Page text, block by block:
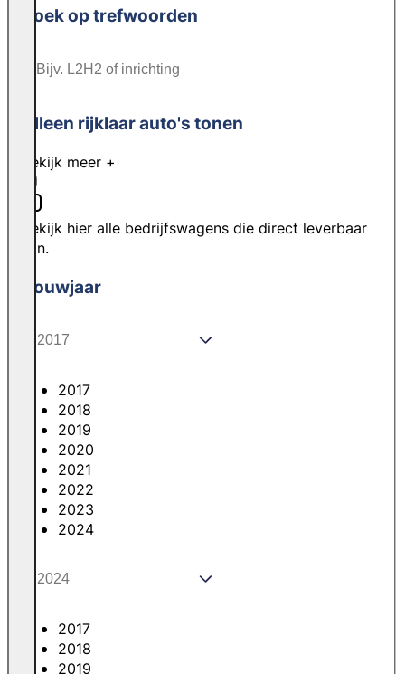
Zoek op trefwoorden
Alleen rijklaar auto's tonen
Bekijk meer +
Bekijk hier alle bedrijfswagens die direct leverbaar
zijn.
Bouwjaar
2017
2018
2019
2020
2021
2022
2023
2024
2017
2018
2019